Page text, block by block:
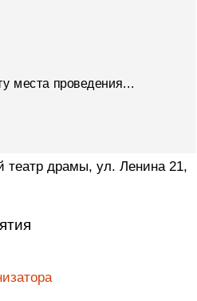
места проведения...
театр драмы, ул. Ленина 21,